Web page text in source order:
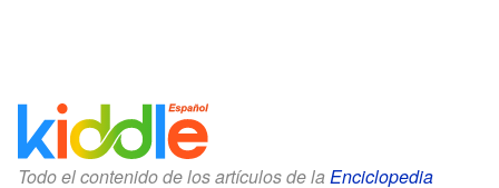
Todo el contenido de los artículos de la Enciclopedia